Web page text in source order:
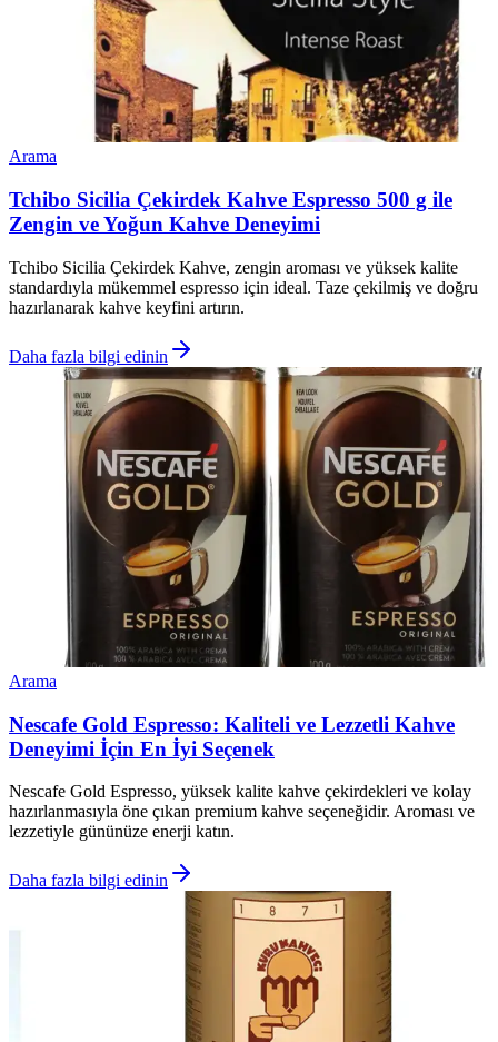
Arama
Tchibo Sicilia Çekirdek Kahve Espresso 500 g ile
Zengin ve Yoğun Kahve Deneyimi
Tchibo Sicilia Çekirdek Kahve, zengin aroması ve yüksek kalite
standardıyla mükemmel espresso için ideal. Taze çekilmiş ve doğru
hazırlanarak kahve keyfini artırın.
Daha fazla bilgi edinin
Arama
Nescafe Gold Espresso: Kaliteli ve Lezzetli Kahve
Deneyimi İçin En İyi Seçenek
Nescafe Gold Espresso, yüksek kalite kahve çekirdekleri ve kolay
hazırlanmasıyla öne çıkan premium kahve seçeneğidir. Aroması ve
lezzetiyle gününüze enerji katın.
Daha fazla bilgi edinin